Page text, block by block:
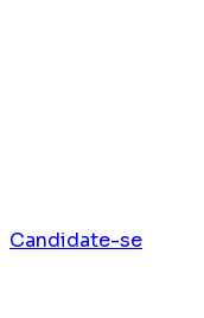
Candidate-se